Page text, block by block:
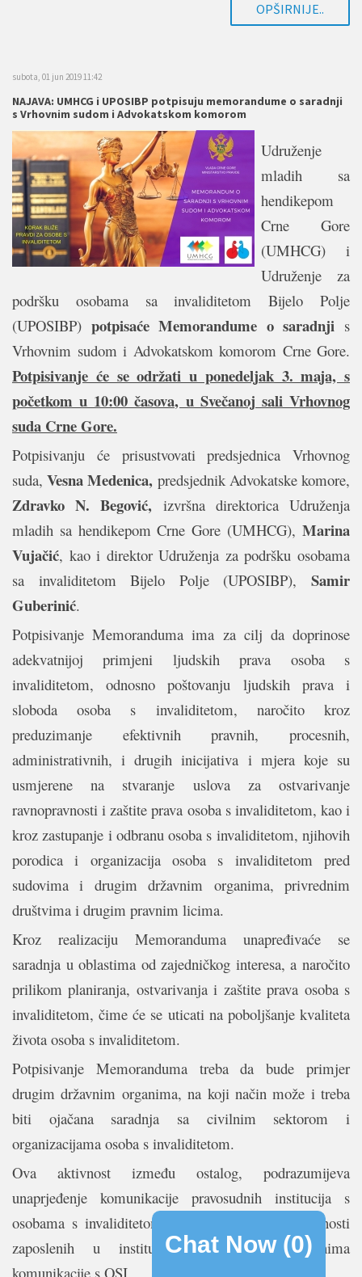
OPŠIRNIJE..
subota, 01 jun 2019 11:42
NAJAVA: UMHCG i UPOSIBP potpisuju memorandume o saradnji
s Vrhovnim sudom i Advokatskom komorom
Udruženje
mladih sa
hendikepom
Crne Gore
(UMHCG) i
Udruženje za
podršku osobama sa invaliditetom Bijelo Polje
(UPOSIBP) potpisaće Memorandume o saradnji s
Vrhovnim sudom i Advokatskom komorom Crne Gore.
Potpisivanje će se održati u ponedeljak 3. maja, s
početkom u 10:00 časova, u Svečanoj sali Vrhovnog
suda Crne Gore.
Potpisivanju će prisustvovati predsjednica Vrhovnog
suda,Vesna Medenica, predsjednik Advokatske komore,
Zdravko N. Begović, izvršna direktorica Udruženja
mladih sa hendikepom Crne Gore (UMHCG), Marina
Vujačić, kao i direktor Udruženja za podršku osobama
sa invaliditetom Bijelo Polje (UPOSIBP), Samir
Guberinić.
Potpisivanje Memoranduma ima za cilj da doprinose
adekvatnijoj primjeni ljudskih prava osoba s
invaliditetom, odnosno poštovanju ljudskih prava i
sloboda osoba s invaliditetom, naročito kroz
preduzimanje efektivnih pravnih, procesnih,
administrativnih, i drugih inicijativa i mjera koje su
usmjerene na stvaranje uslova za ostvarivanje
ravnopravnosti i zaštite prava osoba s invaliditetom, kao i
kroz zastupanje i odbranu osoba s invaliditetom, njihovih
porodica i organizacija osoba s invaliditetom pred
sudovima i drugim državnim organima, privrednim
društvima i drugim pravnim licima.
Kroz realizaciju Memoranduma unapređivaće se
saradnja u oblastima od zajedničkog interesa, a naročito
prilikom planiranja, ostvarivanja i zaštite prava osoba s
invaliditetom, čime će se uticati na poboljšanje kvaliteta
života osoba s invaliditetom.
Potpisivanje Memoranduma treba da bude primjer
drugim državnim organima, na koji način može i treba
biti ojačana saradnja sa civilnim sektorom i
organizacijama osoba s invaliditetom.
Ova aktivnost između ostalog, podrazumijeva
unaprjeđenje komunikacije pravosudnih institucija s
osobama s invaliditetom i unaprijeđenje informisanosti
zaposlenih u institucijama pravde o načinima
komunikacije s OSI.
Chat Now (0)